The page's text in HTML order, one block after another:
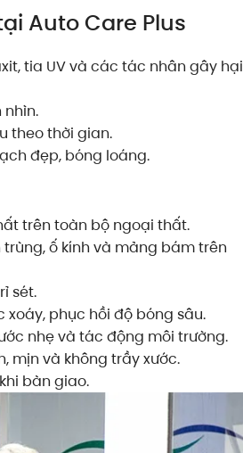
Auto Care Plus
tia UV và các tác nhân gây hại
theo thời gian.
đẹp, bóng loáng.
trên toàn bộ ngoại thất.
ố kính và mảng bám trên
sét.
xoáy, phục hồi độ bóng sâu.
nhẹ và tác động môi trường.
mịn và không trầy xước.
bàn giao.